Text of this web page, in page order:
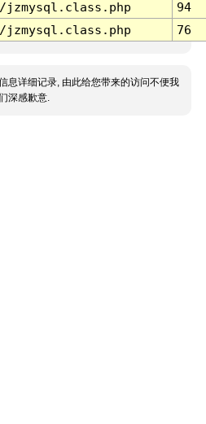
94
76
息详细记录, 由此给您带来的访问不便我
深感歉意.